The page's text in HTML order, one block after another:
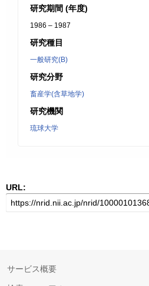
研究期間 (年度)
1986 – 1987
研究種目
一般研究(B)
研究分野
畜産学(含草地学)
研究機関
琉球大学
URL:
サービス概要